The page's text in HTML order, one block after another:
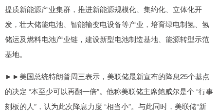
提质新能源产业集群，推进新能源规模化、集约化、立体化开
发，壮大储能电池、智能输变电设备等产业，培育绿电制氢、氢
储运及燃料电池产业链，建设新型电池制造基地、能源转型示范
基地。
►►美国总统特朗普周三表示，美联储最新宣布的降息25个基点
的决定 “本至少可以再翻一倍”。他称美联储主席鲍威尔是个 “行事
刻板的人”，认为此次降息力度 “相当小”。与此同时，美联储“新